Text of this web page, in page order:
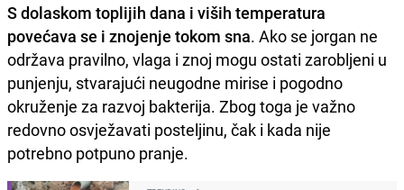
S dolaskom toplijih dana i viših temperatura
povećava se i znojenje tokom sna. Ako se jorgan ne
održava pravilno, vlaga i znoj mogu ostati zarobljeni u
punjenju, stvarajući neugodne mirise i pogodno
okruženje za razvoj bakterija. Zbog toga je važno
redovno osvježavati posteljinu, čak i kada nije
potrebno potpuno pranje.